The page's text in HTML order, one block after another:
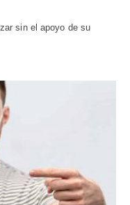
sin el apoyo de su